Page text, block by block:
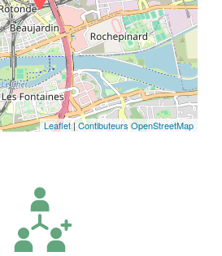
Leaflet| Contibuteurs OpenStreetMap